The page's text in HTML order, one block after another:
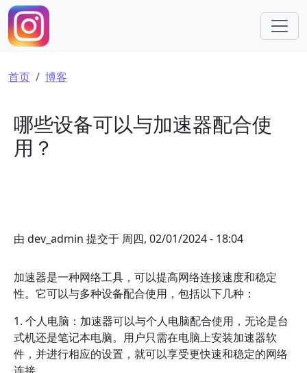
跳转到主要内容
面包屑
首页 博客
哪些设备可以与加速器配合使
用？
由 dev_admin 提交于 周四, 02/01/2024 - 18:04
加速器是一种网络工具，可以提高网络连接速度和稳定
性。它可以与多种设备配合使用，包括以下几种：
1. 个人电脑：加速器可以与个人电脑配合使用，无论是台
式机还是笔记本电脑。用户只需在电脑上安装加速器软
件，并进行相应的设置，就可以享受更快速和稳定的网络